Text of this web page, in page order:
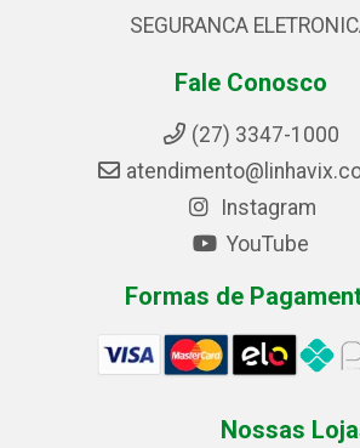
SEGURANCA
Fale Conosco
(27) 3347-1000
Instagram
YouTube
Formas de
Nossas